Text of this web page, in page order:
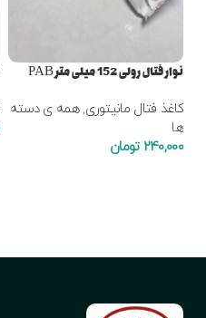
نوار فتال رولی 152 میلی متر PAB
کاغذ فتال مانیتوری,همه ی دسته
ها
240,000 تومان